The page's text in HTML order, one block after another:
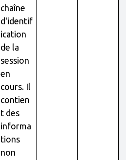
chaîne
d'identif
ication
de la
session
en
cours. Il
contien
t des
informa
tions
non